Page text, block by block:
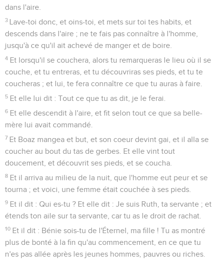
dans l'aire.
3 Lave-toi donc, et oins-toi, et mets sur toi tes habits, et
descends dans l'aire ; ne te fais pas connaître à l'homme,
jusqu'à ce qu'il ait achevé de manger et de boire.
4 Et lorsqu'il se couchera, alors tu remarqueras le lieu où il se
couche, et tu entreras, et tu découvriras ses pieds, et tu te
coucheras ; et lui, te fera connaître ce que tu auras à faire.
5 Et elle lui dit : Tout ce que tu as dit, je le ferai.
6 Et elle descendit à l'aire, et fit selon tout ce que sa belle-
mère lui avait commandé.
7 Et Boaz mangea et but, et son coeur devint gai, et il alla se
coucher au bout du tas de gerbes. Et elle vint tout
doucement, et découvrit ses pieds, et se coucha.
8 Et il arriva au milieu de la nuit, que l'homme eut peur et se
tourna ; et voici, une femme était couchée à ses pieds.
9 Et il dit : Qui es-tu ? Et elle dit : Je suis Ruth, ta servante ; et
étends ton aile sur ta servante, car tu as le droit de rachat.
10 Et il dit : Bénie sois-tu de l'Éternel, ma fille ! Tu as montré
plus de bonté à la fin qu'au commencement, en ce que tu
n'es pas allée après les jeunes hommes, pauvres ou riches.